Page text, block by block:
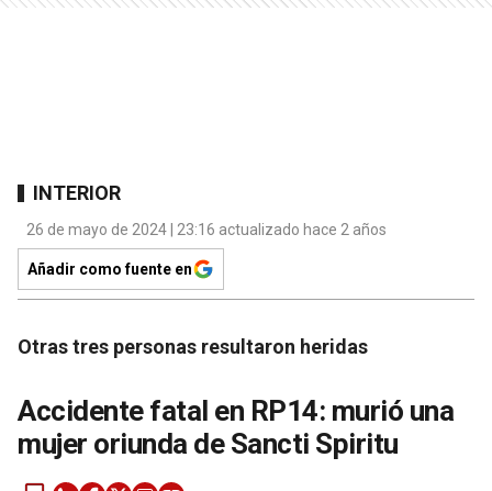
INTERIOR
26 de mayo de 2024 | 23:16 actualizado hace 2 años
Añadir como fuente en
Otras tres personas resultaron heridas
Accidente fatal en RP14: murió una
mujer oriunda de Sancti Spiritu